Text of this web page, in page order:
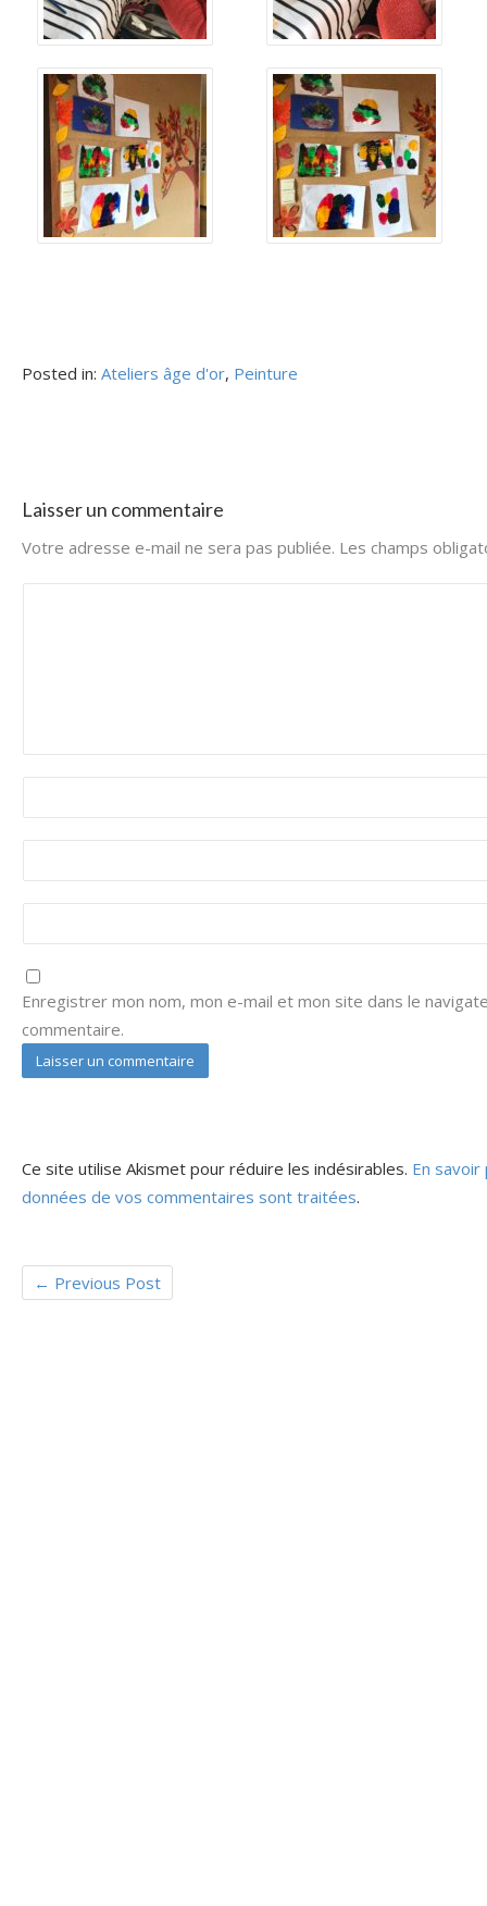
Posted in: Ateliers âge d'or, Peinture
Laisser un commentaire
Votre adresse e-mail ne sera pas publiée. Les champs
Enregistrer mon nom, mon e-mail et mon site dans le
commentaire.
Ce site utilise Akismet pour réduire les indésirables. En
données de vos commentaires sont traitées.
← Previous Post